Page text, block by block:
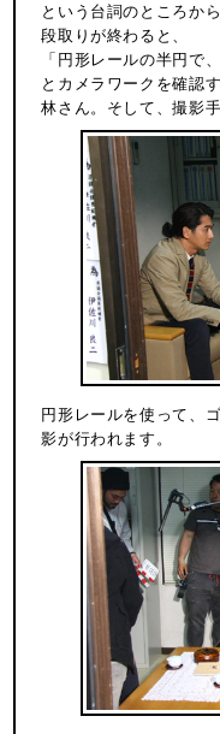
という台詞のところか
段取りが終わると、
「円形レールの半円で
とカメラワークを確認
林さん。そして、撮影
円形レールを使って、
影が行われます。